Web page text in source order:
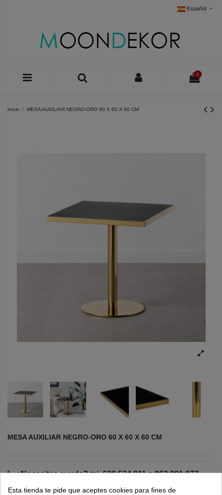
Español
0
Inicio MESA AUXILIAR NEGRO-ORO 60 X 60 X 60 CM
MESA AUXILIAR NEGRO-ORO 60 X 60 X 60 CM
¿Necesitas ayuda?tel.638 524 811o962 881 077
Recuerda utiliza "PROMO"para obtener un
Esta tienda te pide que aceptes cookies para fines de